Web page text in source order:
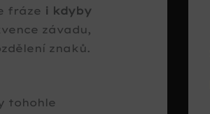
fráze i kdyby
závadu,
znaků.
tohohle